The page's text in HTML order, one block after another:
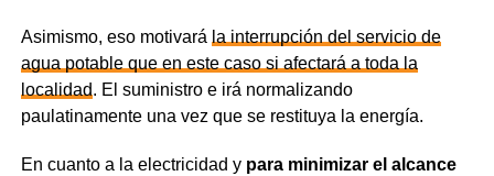
Asimismo, eso motivará la interrupción del servicio de
agua potable que en este caso si afectará a toda la
localidad. El suministro e irá normalizando
paulatinamente una vez que se restituya la energía.
En cuanto a la electricidad y para minimizar el alcance